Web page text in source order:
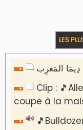
LES
Clip :
coupe à la